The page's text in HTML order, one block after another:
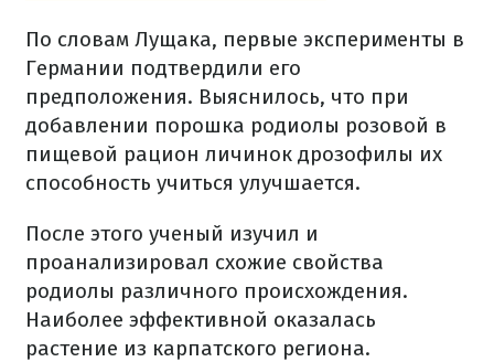
По словам Лущака, первые эксперименты в
Германии подтвердили его
предположения. Выяснилось, что при
добавлении порошка родиолы розовой в
пищевой рацион личинок дрозофилы их
способность учиться улучшается.
После этого ученый изучил и
проанализировал схожие свойства
родиолы различного происхождения.
Наиболее эффективной оказалась
растение из карпатского региона.